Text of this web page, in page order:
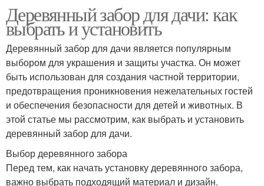
Деревянный забор для дачи: как
выбрать и установить
Деревянный забор для дачи является популярным
выбором для украшения и защиты участка. Он может
быть использован для создания частной территории,
предотвращения проникновения нежелательных гостей
и обеспечения безопасности для детей и животных. В
этой статье мы рассмотрим, как выбрать и установить
деревянный забор для дачи.
Выбор деревянного забора
Перед тем, как начать установку деревянного забора,
важно выбрать подходящий материал и дизайн.